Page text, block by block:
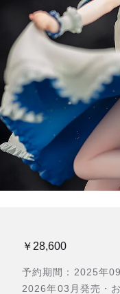
￥28,600
予約期間：2025年
2026年03月発売・